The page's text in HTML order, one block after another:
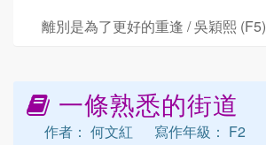
離別是為了更好的重逢 / 吳穎熙 (F5)
一條熟悉的街道
作者： 何文紅
寫作年級： F2